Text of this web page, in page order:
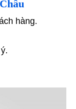
hàng.